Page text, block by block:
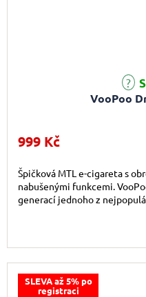
VooPoo
999 Kč
Špičková MTL e-cigareta s
nabušenými funkcemi.
generací jednoho z
SLEVA až 5% po
registraci